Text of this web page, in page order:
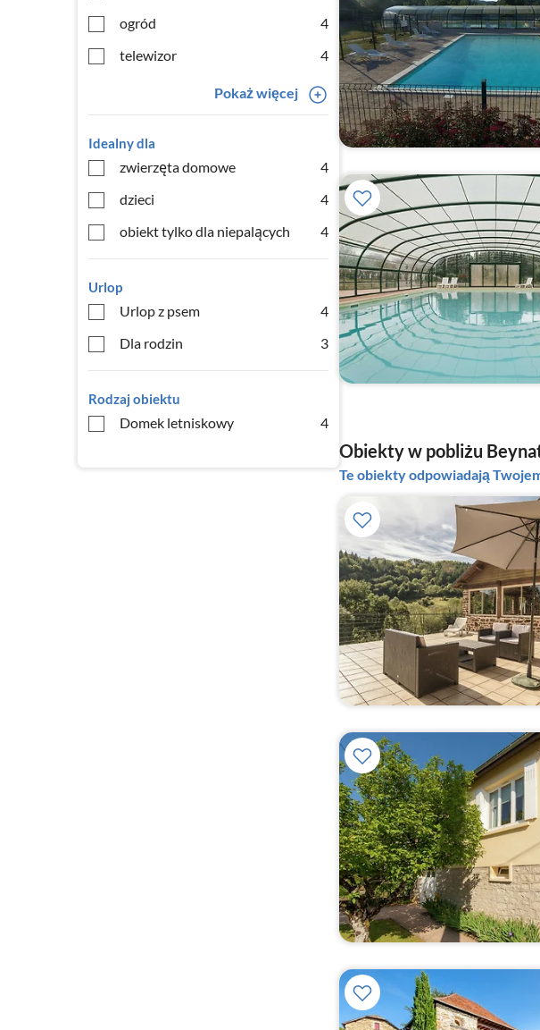
ogród
4
telewizor
4
Pokaż więcej
Idealny dla
zwierzęta domowe
4
dzieci
4
obiekt tylko dla niepalących
4
Urlop
Urlop z psem
4
Dla rodzin
3
Rodzaj obiektu
Domek letniskowy 4
Obiekty w pobliżu
Te obiekty odpowiadają